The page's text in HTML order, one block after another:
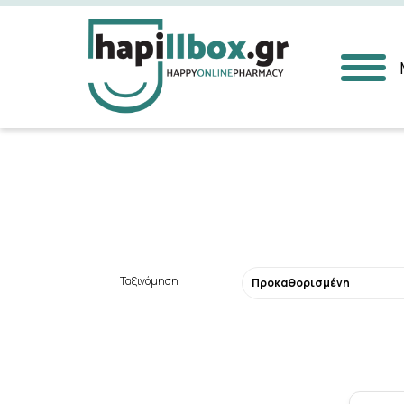
Αναζήτηση
Ταξινόμηση